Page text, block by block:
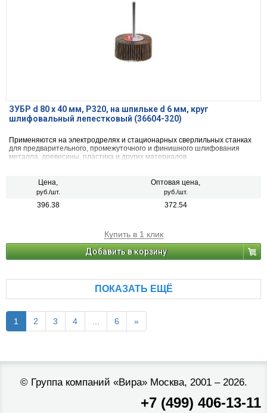
ЗУБР d 80 x 40 мм, P320, на шпильке d 6 мм, круг
шлифовальный лепестковый (36604-320)
Применяются на электродрелях и стационарных сверлильных станках
для предварительного, промежуточного и финишного шлифования
металла, древесины, пластика и других материалов.
Цена,
руб./шт.
Оптовая цена,
руб./шт.
396.38 372.54
Купить в 1 клик
Добавить в корзину
ПОКАЗАТЬ ЕЩЁ
1 2 3 4 ... 6 »
© Группа компаний «Вира»Москва, 2001 – 2026.
+7 (499) 406-13-11